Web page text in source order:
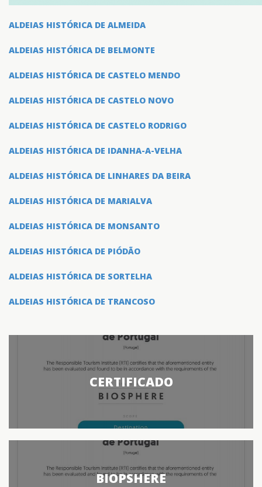
ALDEIAS HISTÓRICA DE ALMEIDA
ALDEIAS HISTÓRICA DE BELMONTE
ALDEIAS HISTÓRICA DE CASTELO MENDO
ALDEIAS HISTÓRICA DE CASTELO NOVO
ALDEIAS HISTÓRICA DE CASTELO RODRIGO
ALDEIAS HISTÓRICA DE IDANHA-A-VELHA
ALDEIAS HISTÓRICA DE LINHARES DA BEIRA
ALDEIAS HISTÓRICA DE MARIALVA
ALDEIAS HISTÓRICA DE MONSANTO
ALDEIAS HISTÓRICA DE PIÓDÃO
ALDEIAS HISTÓRICA DE SORTELHA
ALDEIAS HISTÓRICA DE TRANCOSO
CERTIFICADO
BIOPSHERE